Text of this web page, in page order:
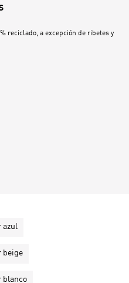
reciclado, a excepción de ribetes y
azul
beige
blanco